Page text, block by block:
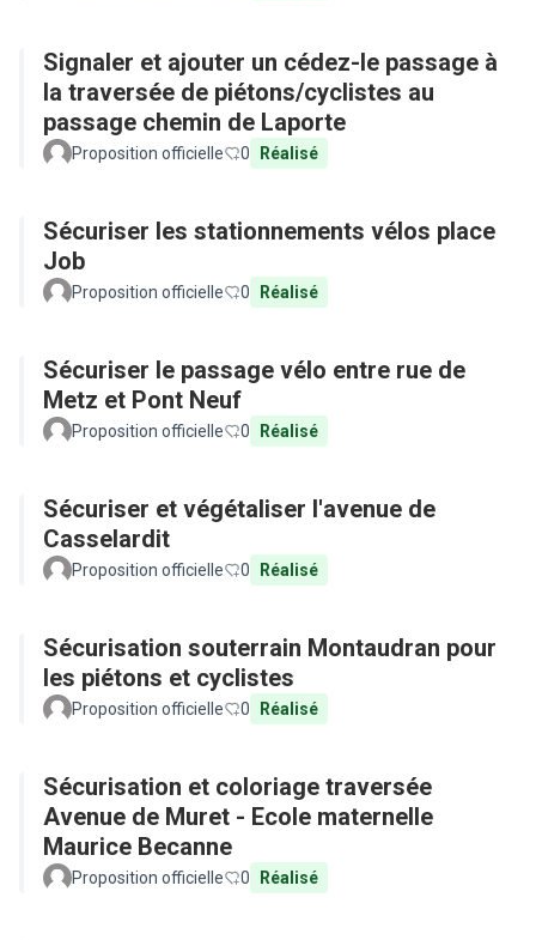
Signaler et ajouter un cédez-le passage à
la traversée de piétons/cyclistes au
passage chemin de Laporte
Proposition officielle 0 Réalisé
Sécuriser les stationnements vélos place
Job
Proposition officielle 0 Réalisé
Sécuriser le passage vélo entre rue de
Metz et Pont Neuf
Proposition officielle 0 Réalisé
Sécuriser et végétaliser l'avenue de
Casselardit
Proposition officielle 0 Réalisé
Sécurisation souterrain Montaudran pour
les piétons et cyclistes
Proposition officielle 0 Réalisé
Sécurisation et coloriage traversée
Avenue de Muret - Ecole maternelle
Maurice Becanne
Proposition officielle 0 Réalisé